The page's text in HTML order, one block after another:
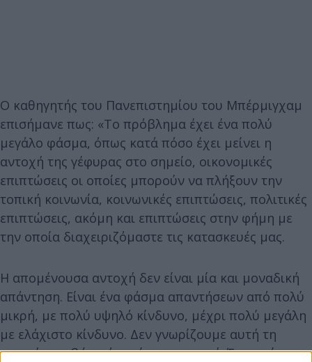
Ο καθηγητής του Πανεπιστημίου του Μπέρμιγχαμ
επισήμανε πως: «Το πρόβλημα έχει ένα πολύ
μεγάλο φάσμα, όπως κατά πόσο έχει μείνει η
αντοχή της γέφυρας στο σημείο, οικονομικές
επιπτώσεις οι οποίες μπορούν να πλήξουν την
τοπική κοινωνία, κοινωνικές επιπτώσεις, πολιτικές
επιπτώσεις, ακόμη και επιπτώσεις στην φήμη με
την οποία διαχειριζόμαστε τις κατασκευές μας.
Η απομένουσα αντοχή δεν είναι μία και μοναδική
απάντηση. Είναι ένα φάσμα απαντήσεων από πολύ
μικρή, με πολύ υψηλό κίνδυνο, μέχρι πολύ μεγάλη
με ελάχιστο κίνδυνο. Δεν γνωρίζουμε αυτή τη
στιγμή ακριβώς πόσο είναι η αντοχή. Έχει μείνει